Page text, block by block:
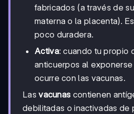
fabricados (a través de
materna o la placenta).
poco duradera.
Activa: cuando tu propio
anticuerpos al
ocurre con las vacunas.
Lasvacunas contienen
debilitadas o inactivadas de